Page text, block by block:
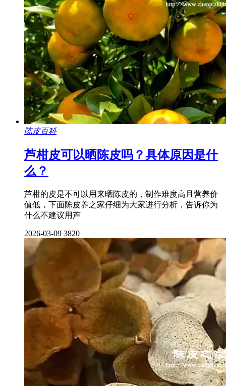
陈皮百科
芦柑皮可以晒陈皮吗？具体原因是什
么？
芦柑的皮是不可以用来晒陈皮的，制作难度高且营养价
值低，下面陈皮养之家仔细为大家进行分析，告诉你为
什么不建议用芦
2026-03-09 3820